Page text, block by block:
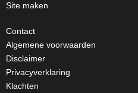
Site maken
Contact
Algemene voorwaarden
Disclaimer
Privacyverklaring
Klachten